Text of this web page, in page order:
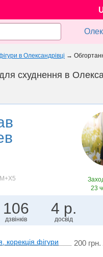
в Олександрівці →
схуднення в
23
106
дзвінків
4 р.
досвід
корекція фігури 200